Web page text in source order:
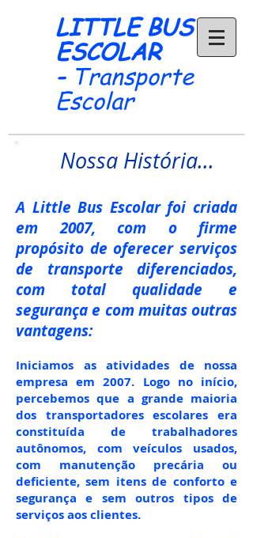
LITTLE BUS
ESCOLAR
- Transporte
Escolar
Nossa História...
A Little Bus Escolar foi criada
em 2007, com o firme
propósito de oferecer serviços
de transporte diferenciados,
com total qualidade e
segurança e com muitas outras
vantagens:
Iniciamos as atividades de nossa
empresa em 2007. Logo no início,
percebemos que a grande maioria
dos transportadores escolares era
constituída de trabalhadores
autônomos, com veículos usados,
com manutenção precária ou
deficiente, sem itens de conforto e
segurança e sem outros tipos de
serviços aos clientes.